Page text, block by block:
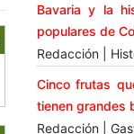
Bavaria y la
populares de
Redacción |
Cinco frutas
tienen grandes
Redacción |